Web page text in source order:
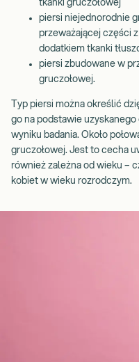
tkanki gruczołowej
piersi niejednorodnie
przeważającej części
dodatkiem tkanki
piersi zbudowane w
gruczołowej.
Typ piersi można określić
go na podstawie
wyniku badania. Około
gruczołowej. Jest to cecha
również zależna od wieku –
kobiet w wieku rozrodczym.